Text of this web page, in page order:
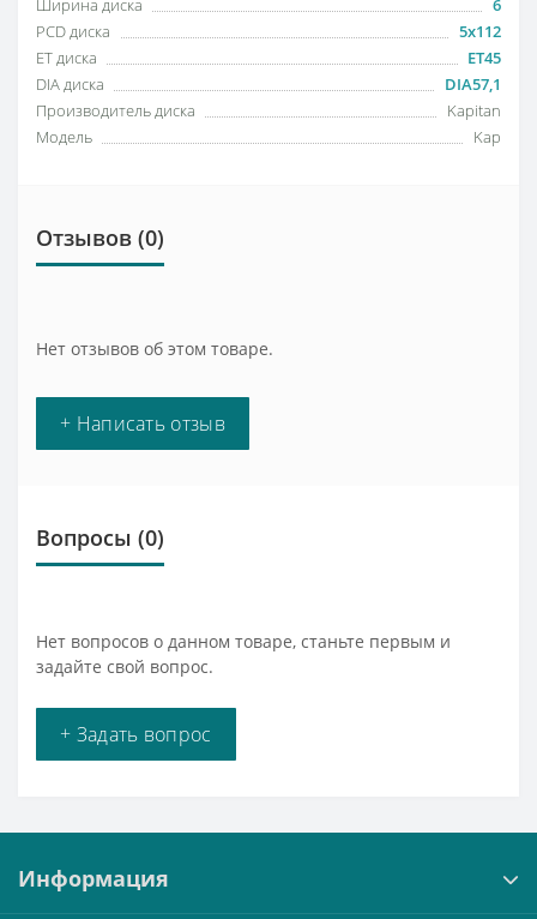
Ширина диска
6
PCD диска
5x112
ET диска
ET45
DIA диска
DIA57,1
Производитель диска
Kapitan
Модель
Kap
Отзывов (0)
Нет отзывов об этом товаре.
+ Написать отзыв
Вопросы (0)
Нет вопросов о данном товаре, станьте первым и
задайте свой вопрос.
+ Задать вопрос
Информация